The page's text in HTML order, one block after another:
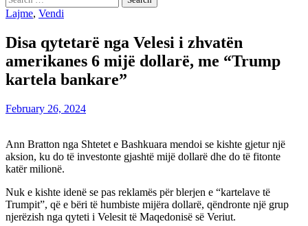
for:
Lajme, Vendi
Disa qytetarë nga Velesi i zhvatën
amerikanes 6 mijë dollarë, me “Trump
kartela bankare”
February 26, 2024
Ann Bratton nga Shtetet e Bashkuara mendoi se kishte gjetur një
aksion, ku do të investonte gjashtë mijë dollarë dhe do të fitonte
katër milionë.
Nuk e kishte idenë se pas reklamës për blerjen e “kartelave të
Trumpit”, që e bëri të humbiste mijëra dollarë, qëndronte një grup
njerëzish nga qyteti i Velesit të Maqedonisë së Veriut.